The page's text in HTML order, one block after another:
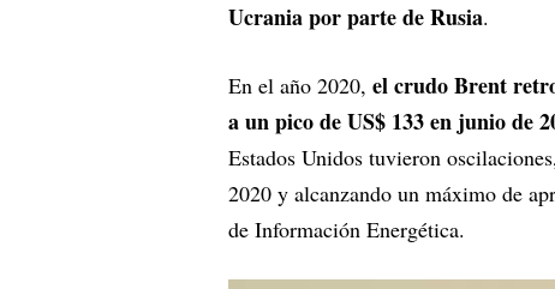
Ucrania por parte de Rusia.
En el año 2020, el crudo Brent
a un pico de US$ 133 en junio de
Estados Unidos tuvieron
2020 y alcanzando un máximo de
de Información Energética.